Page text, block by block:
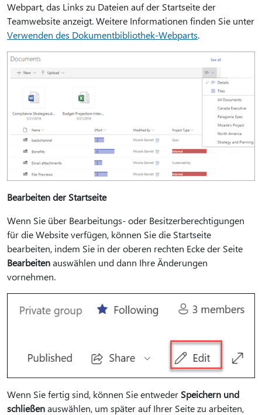
Webpart, das Links zu Dateien auf der Startseite der
Teamwebsite anzeigt. Weitere Informationen finden Sie unter
Verwenden des Dokumentbibliothek-Webparts.
Bearbeiten der Startseite
Wenn Sie über Bearbeitungs- oder Besitzerberechtigungen
für die Website verfügen, können Sie die Startseite
bearbeiten, indem Sie in der oberen rechten Ecke der Seite
Bearbeitenauswählen und dann Ihre Änderungen
vornehmen.
Wenn Sie fertig sind, können Sie entweder Speichern und
schließenauswählen, um später auf Ihrer Seite zu arbeiten,